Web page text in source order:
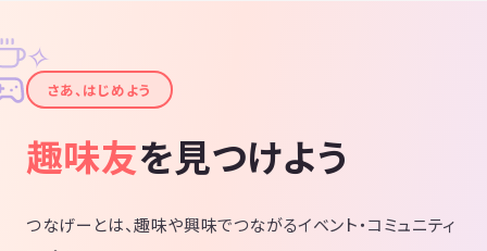
✦
✧
さあ、はじめよう
趣味友を見つけよう
つなげーとは、趣味や興味でつながるイベント・コミュニティ